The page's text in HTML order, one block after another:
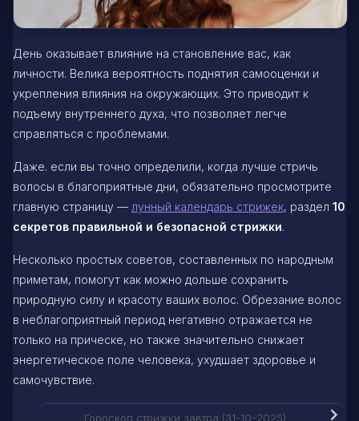
День оказывает влияние на становление вас, как
личности. Велика вероятность поднятия самооценки и
укрепления влияния на окружающих. Это приводит к
подъему внутреннего духа, что позволяет легче
справляться с проблемами.
Даже. если вы точно определили, когда лучше стричь
волосы в благоприятные дни, обязательно просмотрите
главную страницу — лунный календарь стрижек, раздел 10
секретов правильной и безопасной стрижки.
Несколько простых советов, составленных по народным
приметам, помогут как можно дольше сохранить
природную силу и красоту ваших волос. Обрезание волос
в неблагоприятный период негативно отражается не
только на прическе, но также значительно снижает
энергетическое поле человека, ухудшает здоровье и
самочувствие.
Гороскоп стрижки завтра (31-10-2025)